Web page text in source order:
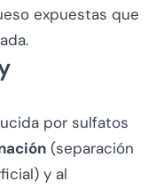
expuestas que
por sulfatos
(separación
y al